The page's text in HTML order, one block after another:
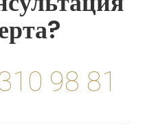
98 81